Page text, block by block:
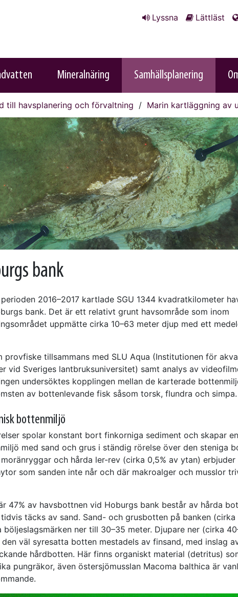
Lyssna Lättläst
Mineralnäring Samhällsplanering
till havsplanering och förvaltning Marin kartläggning av
bank
2016–2017 kartlade SGU 1344 kvadratkilometer
bank. Det är ett relativt grunt havsområde som inom
uppmätte cirka 10–63 meter djup med ett
provfiske tillsammans med SLU Aqua (Institutionen för
vid Sveriges lantbruksuniversitet) samt analys av
undersöktes kopplingen mellan de karterade
av bottenlevande fisk såsom torsk, flundra och simpa.
bottenmiljö
spolar konstant bort finkorniga sediment och skapar
med sand och grus i ständig rörelse över den steniga
och hårda ler-rev (cirka 0,5% av ytan) erbjuder
som sanden inte når och där makroalger och musslor
47% av havsbottnen vid Hoburgs bank består av hårda
täcks av sand. Sand- och grusbotten på banken (cirka
böljeslagsmärken ner till 30–35 meter. Djupare ner (cirka
den väl syresatta botten mestadels av finsand, med inslag
hårdbotten. Här finns organiskt material (detritus)
pungräkor, även östersjömusslan Macoma balthica är